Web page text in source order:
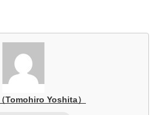
Tomohiro Yoshita）